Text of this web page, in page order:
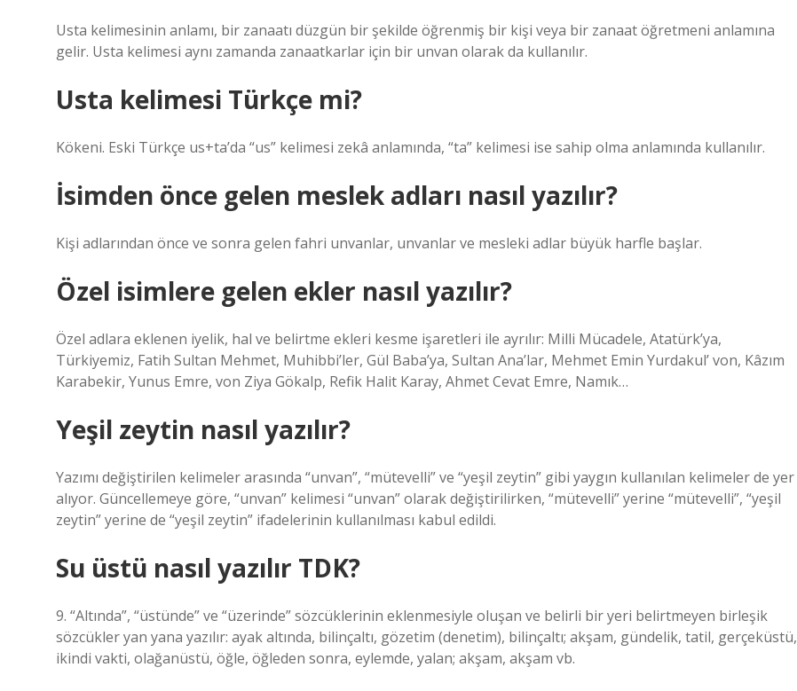
Usta kelimesinin anlamı, bir zanaatı düzgün bir şekilde öğrenmiş bir kişi veya bir zanaat öğretmeni anlamına
gelir. Usta kelimesi aynı zamanda zanaatkarlar için bir unvan olarak da kullanılır.
Usta kelimesi Türkçe mi?
Kökeni. Eski Türkçe us+ta’da “us” kelimesi zekâ anlamında, “ta” kelimesi ise sahip olma anlamında kullanılır.
İsimden önce gelen meslek adları nasıl yazılır?
Kişi adlarından önce ve sonra gelen fahri unvanlar, unvanlar ve mesleki adlar büyük harfle başlar.
Özel isimlere gelen ekler nasıl yazılır?
Özel adlara eklenen iyelik, hal ve belirtme ekleri kesme işaretleri ile ayrılır: Milli Mücadele, Atatürk’ya,
Türkiyemiz, Fatih Sultan Mehmet, Muhibbi’ler, Gül Baba’ya, Sultan Ana’lar, Mehmet Emin Yurdakul’ von, Kâzım
Karabekir, Yunus Emre, von Ziya Gökalp, Refik Halit Karay, Ahmet Cevat Emre, Namık…
Yeşil zeytin nasıl yazılır?
Yazımı değiştirilen kelimeler arasında “unvan”, “mütevelli” ve “yeşil zeytin” gibi yaygın kullanılan kelimeler de yer
alıyor. Güncellemeye göre, “unvan” kelimesi “unvan” olarak değiştirilirken, “mütevelli” yerine “mütevelli”, “yeşil
zeytin” yerine de “yeşil zeytin” ifadelerinin kullanılması kabul edildi.
Su üstü nasıl yazılır TDK?
9. “Altında”, “üstünde” ve “üzerinde” sözcüklerinin eklenmesiyle oluşan ve belirli bir yeri belirtmeyen birleşik
sözcükler yan yana yazılır: ayak altında, bilinçaltı, gözetim (denetim), bilinçaltı; akşam, gündelik, tatil, gerçeküstü,
ikindi vakti, olağanüstü, öğle, öğleden sonra, eylemde, yalan; akşam, akşam vb.